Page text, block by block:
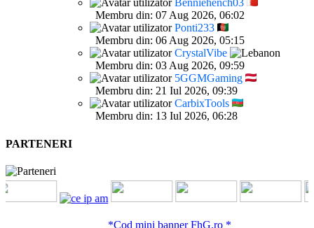
Benniehench03
Membru din: 07 Aug 2026, 06:02
Ponti233
Membru din: 06 Aug 2026, 05:15
CrystalVibe
Membru din: 03 Aug 2026, 09:59
5GGMGaming
Membru din: 21 Iul 2026, 09:39
CarbixTools
Membru din: 13 Iul 2026, 06:28
PARTENERI
*Cod mini banner FhG.ro *